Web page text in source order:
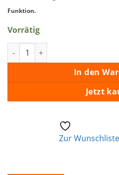
Funktion.
Vorrätig
LAS VEGAS – THE RAGING
In den
Jetzt
Zur